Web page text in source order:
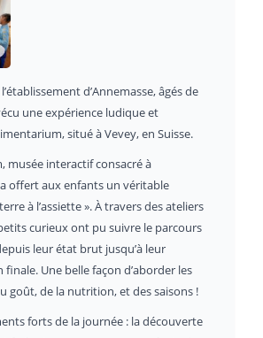
d’Annemasse, âgés de
une expérience ludique et
situé à Vevey, en Suisse.
musée interactif consacré à
offert aux enfants un véritable
à l’assiette ». À travers des ateliers
curieux ont pu suivre le parcours
leur état brut jusqu’à leur
Une belle façon d’aborder les
goût, de la nutrition, et des saisons !
forts de la journée : la découverte